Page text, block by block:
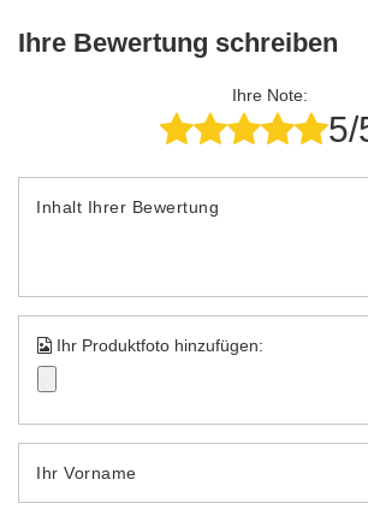
Ihre Bewertung schreiben
Ihre Note:
5/
Inhalt Ihrer Bewertung
Ihr Produktfoto hinzufügen:
Ihr Vorname